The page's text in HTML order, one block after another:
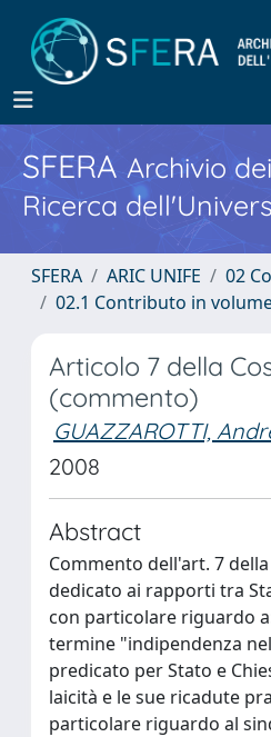
SFERA Archivio
Ricerca
SFERA ARIC UNIFE
02
02.1 Contributo in
Articolo 7 della
(commento)
GUAZZAROTTI,
2008
Abstract
Commento dell'art. 7
dedicato ai rapporti tra
con particolare riguardo
termine "indipendenza
predicato per Stato e
laicità e le sue ricadute
particolare riguardo al